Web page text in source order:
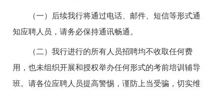
（一）后续我行将通过电话、邮件、短信等形式通
知应聘人员，请务必保持通讯畅通。
（二）我行进行的所有人员招聘均不收取任何费
用，也未组织开展和授权举办任何形式的考前培训辅导
班。请各位应聘人员提高警惕，谨防上当受骗，切实维